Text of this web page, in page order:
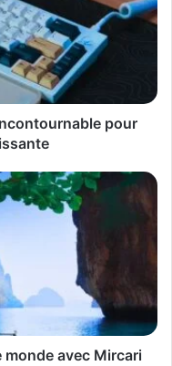
pour
monde avec Mircari